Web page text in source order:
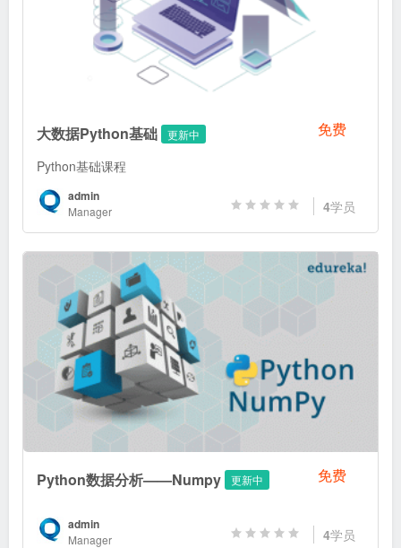
免费
大数据Python基础 更新中
Python基础课程
admin
Manager 4学员
免费
Python数据分析——Numpy 更新中
admin
Manager 4学员